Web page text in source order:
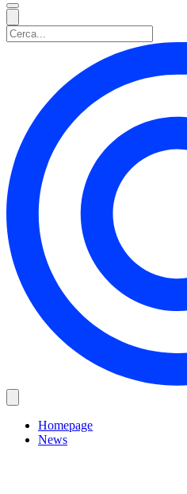
Homepage
News